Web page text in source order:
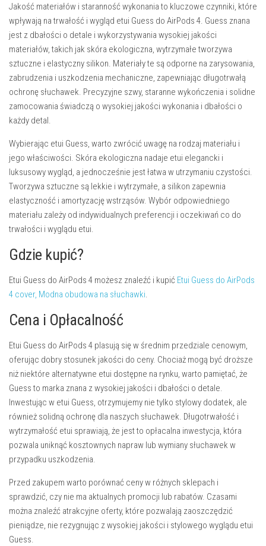
Jakość materiałów i staranność wykonania to kluczowe czynniki, które
wpływają na trwałość i wygląd etui Guess do AirPods 4. Guess znana
jest z dbałości o detale i wykorzystywania wysokiej jakości
materiałów, takich jak skóra ekologiczna, wytrzymałe tworzywa
sztuczne i elastyczny silikon. Materiały te są odporne na zarysowania,
zabrudzenia i uszkodzenia mechaniczne, zapewniając długotrwałą
ochronę słuchawek. Precyzyjne szwy, staranne wykończenia i solidne
zamocowania świadczą o wysokiej jakości wykonania i dbałości o
każdy detal.
Wybierając etui Guess, warto zwrócić uwagę na rodzaj materiału i
jego właściwości. Skóra ekologiczna nadaje etui elegancki i
luksusowy wygląd, a jednocześnie jest łatwa w utrzymaniu czystości.
Tworzywa sztuczne są lekkie i wytrzymałe, a silikon zapewnia
elastyczność i amortyzację wstrząsów. Wybór odpowiedniego
materiału zależy od indywidualnych preferencji i oczekiwań co do
trwałości i wyglądu etui.
Gdzie kupić?
Etui Guess do AirPods 4 możesz znaleźć i kupić Etui Guess do AirPods
4 cover, Modna obudowa na słuchawki.
Cena i Opłacalność
Etui Guess do AirPods 4 plasują się w średnim przedziale cenowym,
oferując dobry stosunek jakości do ceny. Chociaż mogą być droższe
niż niektóre alternatywne etui dostępne na rynku, warto pamiętać, że
Guess to marka znana z wysokiej jakości i dbałości o detale.
Inwestując w etui Guess, otrzymujemy nie tylko stylowy dodatek, ale
również solidną ochronę dla naszych słuchawek. Długotrwałość i
wytrzymałość etui sprawiają, że jest to opłacalna inwestycja, która
pozwala uniknąć kosztownych napraw lub wymiany słuchawek w
przypadku uszkodzenia.
Przed zakupem warto porównać ceny w różnych sklepach i
sprawdzić, czy nie ma aktualnych promocji lub rabatów. Czasami
można znaleźć atrakcyjne oferty, które pozwalają zaoszczędzić
pieniądze, nie rezygnując z wysokiej jakości i stylowego wyglądu etui
Guess.